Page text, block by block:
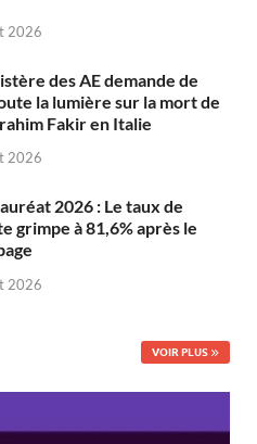
2026
des AE demande de
la lumière sur la mort de
Fakir en Italie
2026
2026 : Le taux de
grimpe à 81,6% après le
2026
VOIR PLUS